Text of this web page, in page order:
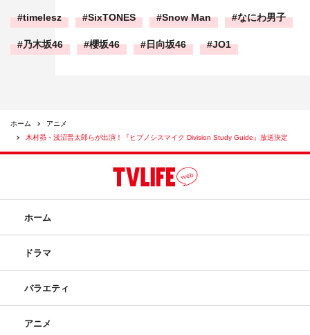
timelesz SixTONES Snow Man なにわ男子
乃木坂46 櫻坂46 日向坂46 JO1
ホーム
アニメ
木村昴・浅沼晋太郎らが出演！『ヒプノシスマイク Division Study Guide』放送決定
ホーム
ドラマ
バラエティ
アニメ